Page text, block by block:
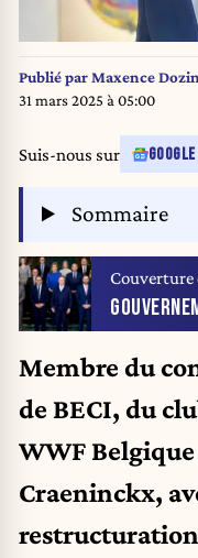
Publié parMaxence Dozin
31 mars 2025 à 05:00
Suis-nous sur
Sommaire
Membre du
de BECI, du
WWF
Craeninckx,